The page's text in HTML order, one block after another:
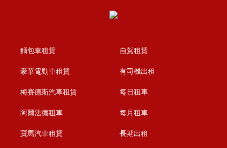
麵包車租賃
豪華電動車租賃
梅賽德斯汽車租賃
阿爾法德租車
寶馬汽車租賃
自駕租賃
有司機出租
每日租車
每月租車
長期出租